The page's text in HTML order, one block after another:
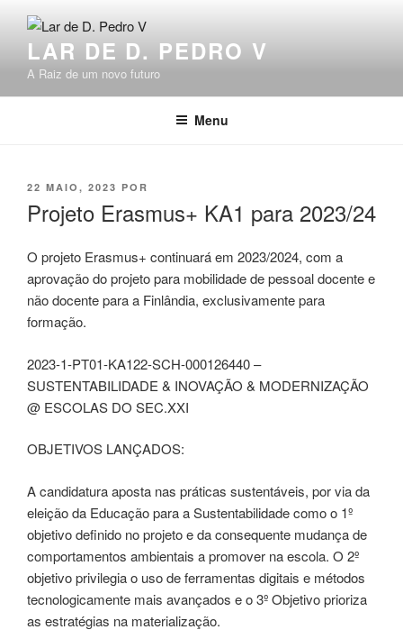
conteúdo
LAR DE D. PEDRO V
A Raiz de um novo futuro
Menu
PUBLICADO
22 MAIO, 2023 POR
Projeto Erasmus+ KA1 para 2023/24
O projeto Erasmus+ continuará em 2023/2024, com a
aprovação do projeto para mobilidade de pessoal docente e
não docente para a Finlândia, exclusivamente para
formação.
2023-1-PT01-KA122-SCH-000126440 –
SUSTENTABILIDADE & INOVAÇÃO & MODERNIZAÇÃO
@ ESCOLAS DO SEC.XXI
OBJETIVOS LANÇADOS:
A candidatura aposta nas práticas sustentáveis, por via da
eleição da Educação para a Sustentabilidade como o 1º
objetivo definido no projeto e da consequente mudança de
comportamentos ambientais a promover na escola. O 2º
objetivo privilegia o uso de ferramentas digitais e métodos
tecnologicamente mais avançados e o 3º Objetivo prioriza
as estratégias na materialização.